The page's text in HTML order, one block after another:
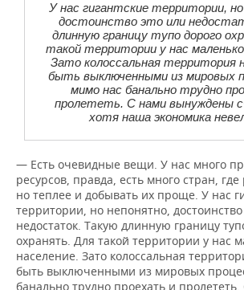
У нас гигантские территории,
достоинство это или
длинную границу тупо дорого
такой территории у нас
Зато колоссальная территория
быть выключенными из мировых
мимо нас банально трудно
пролететь. С нами вынуждены
хотя наша экономика
— Есть очевидные вещи. У нас много
ресурсов, правда, есть много стран, где
но теплее и добывать их проще. У нас
территории, но непонятно,
недостаток. Такую длинную границу
охранять. Для такой территории у нас
население. Зато колоссальная
быть выключенными из мировых
банально трудно проехать и